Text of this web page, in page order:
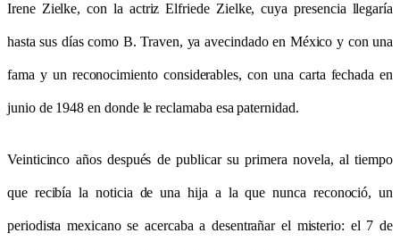
Irene Zielke, con la actriz Elfriede Zielke, cuya presencia llegaría
hasta sus días como B. Traven, ya avecindado en México y con una
fama y un reconocimiento considerables, con una carta fechada en
junio de 1948 en donde le reclamaba esa paternidad.
Veinticinco años después de publicar su primera novela, al tiempo
que recibía la noticia de una hija a la que nunca reconoció, un
periodista mexicano se acercaba a desentrañar el misterio: el 7 de